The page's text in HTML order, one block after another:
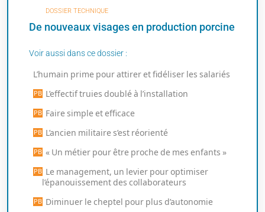
DOSSIER TECHNIQUE
De nouveaux visages en production porcine
Voir aussi dans ce dossier :
L’humain prime pour attirer et fidéliser les salariés
L’effectif truies doublé à l’installation
Faire simple et efficace
L’ancien militaire s’est réorienté
« Un métier pour être proche de mes enfants »
Le management, un levier pour optimiser
l’épanouissement des collaborateurs
Diminuer le cheptel pour plus d’autonomie